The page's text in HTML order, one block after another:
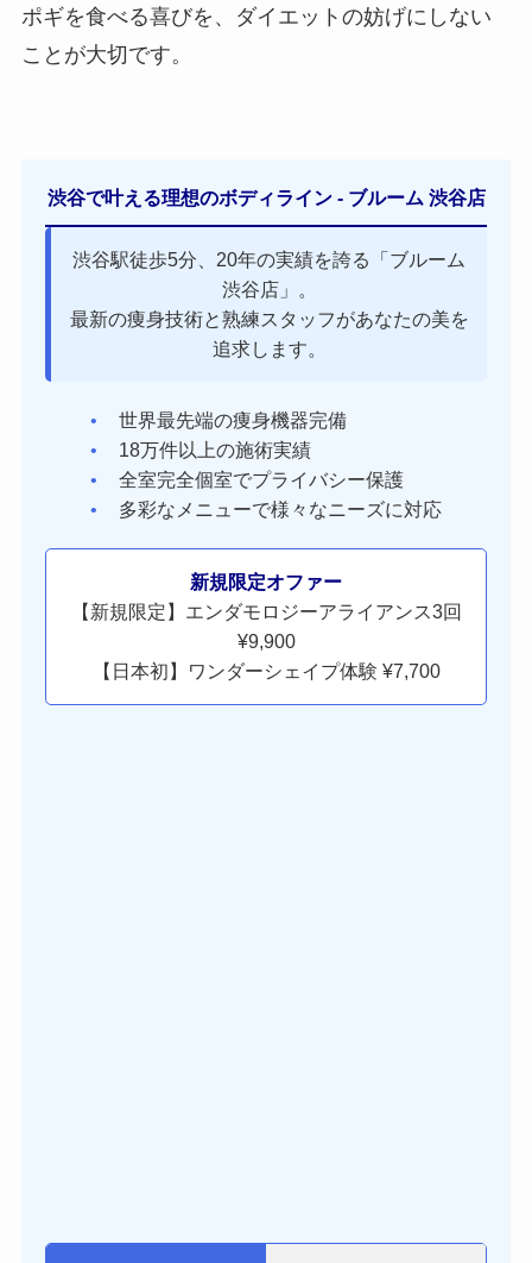
ポギを食べる喜びを、ダイエットの妨げにしない
ことが大切です。
渋谷で叶える理想のボディライン - ブルーム 渋谷店
渋谷駅徒歩5分、20年の実績を誇る「ブルーム
渋谷店」。
最新の痩身技術と熟練スタッフがあなたの美を
追求します。
世界最先端の痩身機器完備
18万件以上の施術実績
全室完全個室でプライバシー保護
多彩なメニューで様々なニーズに対応
新規限定オファー
【新規限定】エンダモロジーアライアンス3回
¥9,900
【日本初】ワンダーシェイプ体験 ¥7,700